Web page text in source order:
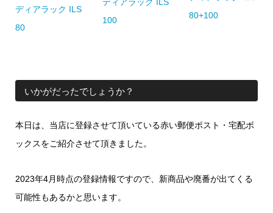
ディアラック ILS
80
ディアラック ILS
100
80+100
いかがだったでしょうか？
本日は、当店に登録させて頂いている赤い郵便ポスト・宅配ボ
ックスをご紹介させて頂きました。
2023年4月時点の登録情報ですので、新商品や廃番が出てくる
可能性もあるかと思います。